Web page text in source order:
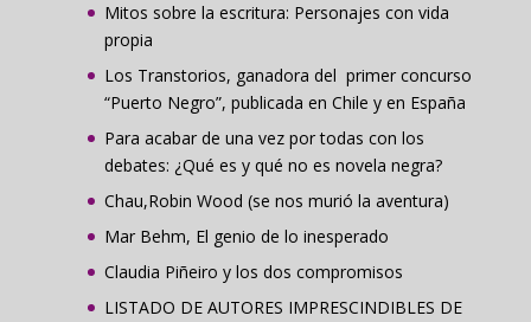
Mitos sobre la escritura: Personajes con vida
propia
Los Transtorios, ganadora del primer concurso
“Puerto Negro”, publicada en Chile y en España
Para acabar de una vez por todas con los
debates: ¿Qué es y qué no es novela negra?
Chau,Robin Wood (se nos murió la aventura)
Mar Behm, El genio de lo inesperado
Claudia Piñeiro y los dos compromisos
LISTADO DE AUTORES IMPRESCINDIBLES DE